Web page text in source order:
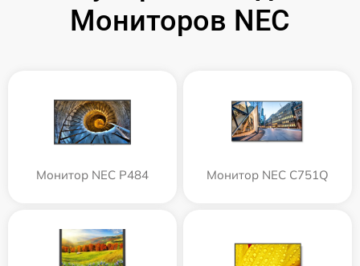
Мониторов NEC
Монитор NEC P484 Монитор NEC C751Q